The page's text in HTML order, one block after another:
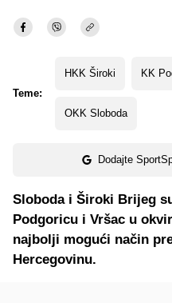
Teme:
HKK Široki KK
OKK Sloboda
Dodajte
Sloboda i Široki Brijeg
Podgoricu i Vršac u
najbolji mogući način
Hercegovinu.